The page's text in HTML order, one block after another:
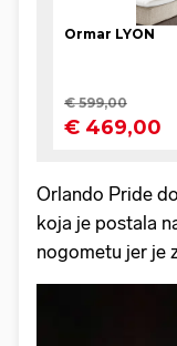
Orlando Pride
koja je postala
nogometu jer je